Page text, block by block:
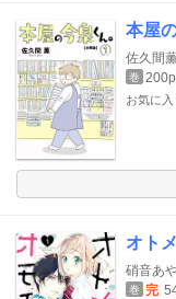
本屋
佐久間
巻
お気に入
オト
硝音あ
巻 完